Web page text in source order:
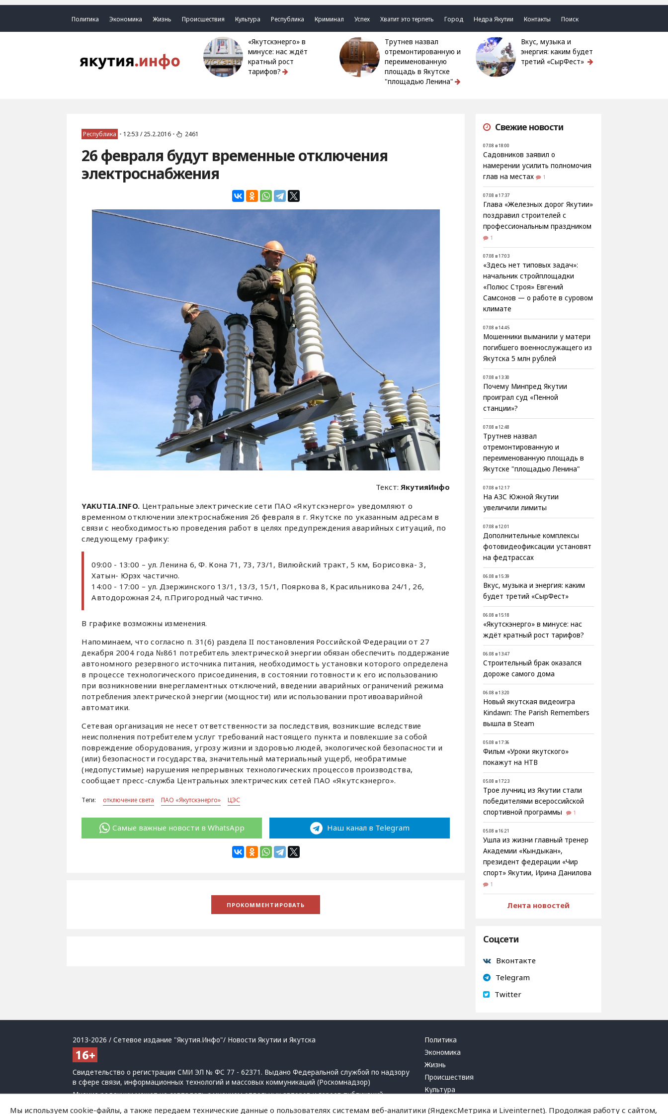
Политика Экономика Жизнь Происшествия Культура Республика Криминал Успех Хватит это терпеть Город Недра Якутии Контакты Поиск
«Якутскэнерго» в
минусе: нас ждёт
кратный рост
тарифов?
Трутнев назвал
отремонтированную и
переименованную
площадь в Якутске
"площадью Ленина"
Вкус, музыка и
энергия: каким будет
третий «СырФест»
Республика • 12:53 / 25.2.2016 • 2461
26 февраля будут временные отключения
электроснабжения
Текст:ЯкутияИнфо
YAKUTIA.INFO. Центральные электрические сети ПАО «Якутскэнерго» уведомляют о
временном отключении электроснабжения 26 февраля в г. Якутске по указанным адресам в
связи с необходимостью проведения работ в целях предупреждения аварийных ситуаций, по
следующему графику:
09:00 - 13:00 – ул. Ленина 6, Ф. Кона 71, 73, 73/1, Вилюйский тракт, 5 км, Борисовка- 3,
Хатын- Юрэх частично.
14:00 - 17:00 – ул. Дзержинского 13/1, 13/3, 15/1, Пояркова 8, Красильникова 24/1, 26,
Автодорожная 24, п.Пригородный частично.
В графике возможны изменения.
Напоминаем, что согласно п. 31(6) раздела II постановления Российской Федерации от 27
декабря 2004 года №861 потребитель электрической энергии обязан обеспечить поддержание
автономного резервного источника питания, необходимость установки которого определена
в процессе технологического присоединения, в состоянии готовности к его использованию
при возникновении внерегламентных отключений, введении аварийных ограничений режима
потребления электрической энергии (мощности) или использовании противоаварийной
автоматики.
Сетевая организация не несет ответственности за последствия, возникшие вследствие
неисполнения потребителем услуг требований настоящего пункта и повлекшие за собой
повреждение оборудования, угрозу жизни и здоровью людей, экологической безопасности и
(или) безопасности государства, значительный материальный ущерб, необратимые
(недопустимые) нарушения непрерывных технологических процессов производства,
сообщает пресс-служба Центральных электрических сетей ПАО «Якутскэнерго».
Теги: отключение света ПАО «Якутскэнерго» ЦЭС
Самые важные новости в WhatsApp Наш канал в Telegram
Свежие новости
07.08 в 18:00
Садовников заявил о
намерении усилить полномочия
глав на местах
1
07.08 в 17:37
Глава «Железных дорог Якутии»
поздравил строителей с
профессиональным праздником
1
07.08 в 17:03
«Здесь нет типовых задач»:
начальник стройплощадки
«Полюс Строя» Евгений
Самсонов — о работе в суровом
климате
07.08 в 14:45
Мошенники выманили у матери
погибшего военнослужащего из
Якутска 5 млн рублей
07.08 в 13:30
Почему Минпред Якутии
проиграл суд «Пенной
станции»?
07.08 в 12:48
Трутнев назвал
отремонтированную и
переименованную площадь в
Якутске "площадью Ленина"
07.08 в 12:17
На АЗС Южной Якутии
увеличили лимиты
07.08 в 12:01
Дополнительные комплексы
фотовидеофиксации установят
на федтрассах
06.08 в 15:39
Вкус, музыка и энергия: каким
будет третий «СырФест»
06.08 в 15:18
«Якутскэнерго» в минусе: нас
ждёт кратный рост тарифов?
06.08 в 13:47
Строительный брак оказался
дороже самого дома
06.08 в 13:20
Новый якутская видеоигра
Kindawn: The Parish Remembers
вышла в Steam
05.08 в 17:36
Фильм «Уроки якутского»
покажут на НТВ
05.08 в 17:23
Трое лучниц из Якутии стали
победителями всероссийской
спортивной программы
1
05.08 в 16:21
Ушла из жизни главный тренер
Академии «Кындыкан»,
президент федерации «Чир
спорт» Якутии, Ирина Данилова
1
Лента новостей
Соцсети
Вконтакте
Telegram
Twitter
2013-2026 / Сетевое издание "Якутия.Инфо"/ Новости Якутии и Якутска
Свидетельство о регистрации СМИ ЭЛ № ФС 77 - 62371. Выдано Федеральной службой по надзору
в сфере связи, информационных технологий и массовых коммуникаций (Роскомнадзор)
Мнение редакции может не совпадать с мнением отдельных авторов и героев публикаций.
При использовании материалов обязательна активная ссылка на сайт.
Политика
Экономика
Жизнь
Происшествия
Культура
Мы используем cookie-файлы, а также передаем технические данные о пользователях системам веб-аналитики (ЯндексМетрика и Liveinternet). Продолжая работу с сайтом,